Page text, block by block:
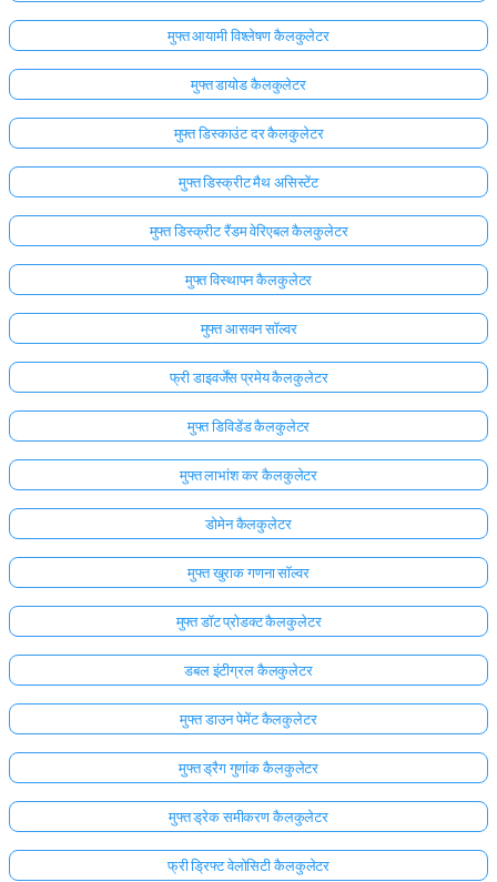
मुफ्त आयामी विश्लेषण कैलकुलेटर
मुफ्त डायोड कैलकुलेटर
मुफ्त डिस्काउंट दर कैलकुलेटर
मुफ्त डिस्क्रीट मैथ असिस्टेंट
मुफ्त डिस्क्रीट रैंडम वेरिएबल कैलकुलेटर
मुफ्त विस्थापन कैलकुलेटर
मुफ्त आसवन सॉल्वर
फ्री डाइवर्जेंस प्रमेय कैलकुलेटर
मुफ्त डिविडेंड कैलकुलेटर
मुफ्त लाभांश कर कैलकुलेटर
डोमेन कैलकुलेटर
मुफ्त खुराक गणना सॉल्वर
मुफ्त डॉट प्रोडक्ट कैलकुलेटर
डबल इंटीग्रल कैलकुलेटर
मुफ्त डाउन पेमेंट कैलकुलेटर
मुफ्त ड्रैग गुणांक कैलकुलेटर
मुफ्त ड्रेक समीकरण कैलकुलेटर
फ्री ड्रिफ्ट वेलोसिटी कैलकुलेटर